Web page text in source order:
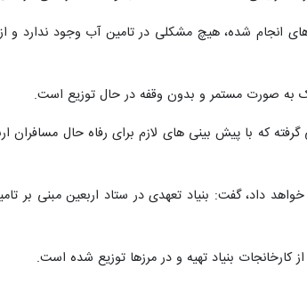
انجام شده، هیچ مشکلی در تامین آب وجود ندارد و
به صورت مستمر و بدون وقفه در حال توزیع است.
که با پیش بینی های لازم برای رفاه حال مسافران
کارخانجات بنیاد تهیه و در مرزها توزیع شده است.